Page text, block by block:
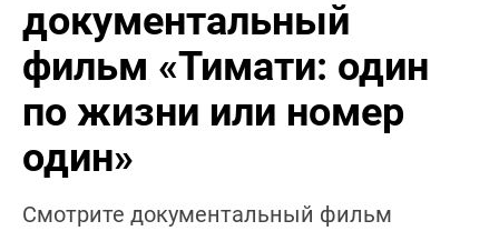
документальный
фильм «Тимати: один
по жизни или номер
один»
Смотрите документальный фильм